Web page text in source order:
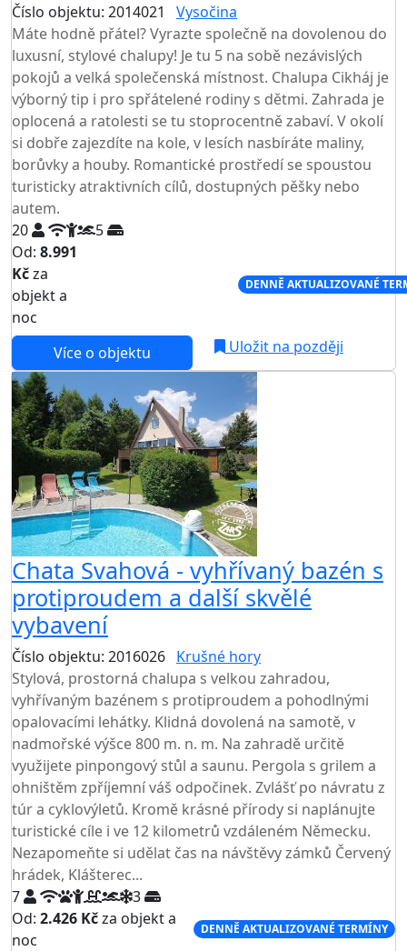
Číslo objektu: 2014021
Vysočina
Máte hodně přátel? Vyrazte společně na dovolenou do
luxusní, stylové chalupy! Je tu 5 na sobě nezávislých
pokojů a velká společenská místnost. Chalupa Cikháj je
výborný tip i pro spřátelené rodiny s dětmi. Zahrada je
oplocená a ratolesti se tu stoprocentně zabaví. V okolí
si dobře zajezdíte na kole, v lesích nasbíráte maliny,
borůvky a houby. Romantické prostředí se spoustou
turisticky atraktivních cílů, dostupných pěšky nebo
autem.
20
5
Od: 8.991
Kčza
objekt a
noc
DENNĚ AKTUALIZOVANÉ
Více o objektu Uložit na později
Chata Svahová - vyhřívaný bazén s
protiproudem a další skvělé
vybavení
Číslo objektu: 2016026 Krušné hory
Stylová, prostorná chalupa s velkou zahradou,
vyhřívaným bazénem s protiproudem a pohodlnými
opalovacími lehátky. Klidná dovolená na samotě, v
nadmořské výšce 800 m. n. m. Na zahradě určitě
využijete pinpongový stůl a saunu. Pergola s grilem a
ohništěm zpříjemní váš odpočinek. Zvlášť po návratu z
túr a cyklovýletů. Kromě krásné přírody si naplánujte
turistické cíle i ve 12 kilometrů vzdáleném Německu.
Nezapomeňte si udělat čas na návštěvy zámků Červený
hrádek, Klášterec...
7
3
Od: 2.426 Kčza objekt a
noc
DENNĚ AKTUALIZOVANÉ TERMÍNY